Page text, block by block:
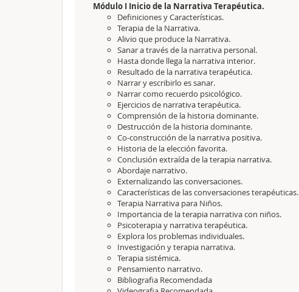
Módulo I Inicio de la Narrativa Terapéutica.
Definiciones y Características.
Terapia de la Narrativa.
Alivio que produce la Narrativa.
Sanar a través de la narrativa personal.
Hasta donde llega la narrativa interior.
Resultado de la narrativa terapéutica.
Narrar y escribirlo es sanar.
Narrar como recuerdo psicológico.
Ejercicios de narrativa terapéutica.
Comprensión de la historia dominante.
Destrucción de la historia dominante.
Co-construcción de la narrativa positiva.
Historia de la elección favorita.
Conclusión extraída de la terapia narrativa.
Abordaje narrativo.
Externalizando las conversaciones.
Características de las conversaciones terapéuticas.
Terapia Narrativa para Niños.
Importancia de la terapia narrativa con niños.
Psicoterapia y narrativa terapéutica.
Explora los problemas individuales.
Investigación y terapia narrativa.
Terapia sistémica.
Pensamiento narrativo.
Bibliografia Recomendada